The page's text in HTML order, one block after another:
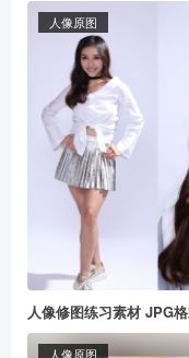
人像原图
人像修图练习素材 JPG
人像原图